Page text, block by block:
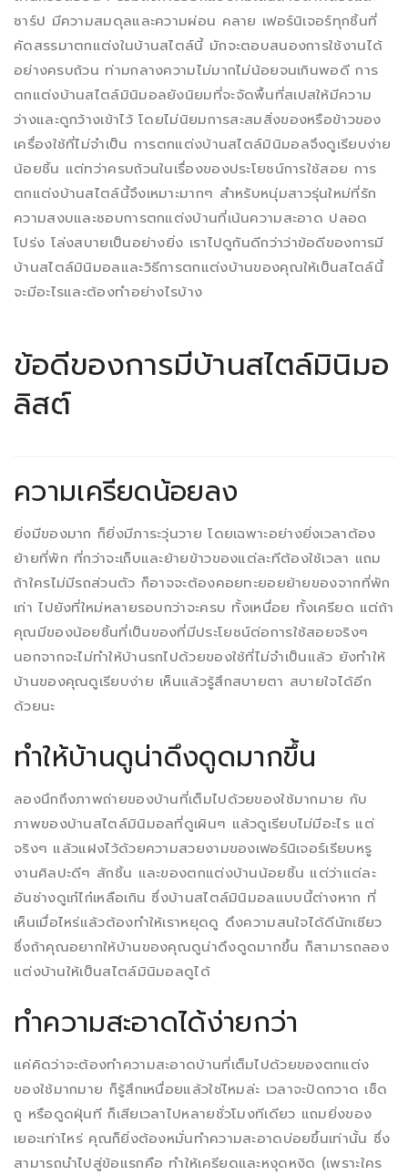
ชาร์ป มีความสมดุลและความผ่อน คลาย เฟอร์นิเจอร์ทุกชิ้นที่
คัดสรรมาตกแต่งในบ้านสไตล์นี้ มักจะตอบสนองการใช้งานได้
อย่างครบถ้วน ท่ามกลางความไม่มากไม่น้อยจนเกินพอดี การ
ตกแต่งบ้านสไตล์มินิมอลยังนิยมที่จะจัดพื้นที่สเปสให้มีความ
ว่างและดูกว้างเข้าไว้ โดยไม่นิยมการสะสมสิ่งของหรือข้าวของ
เครื่องใช้ที่ไม่จําเป็น การตกแต่งบ้านสไตล์มินิมอลจึงดูเรียบง่าย
น้อยชิ้น แต่ทว่าครบถ้วนในเรื่องของประโยชน์การใช้สอย การ
ตกแต่งบ้านสไตล์นี้จึงเหมาะมากๆ สําหรับหนุ่มสาวรุ่นใหม่ที่รัก
ความสงบและชอบการตกแต่งบ้านที่เน้นความสะอาด ปลอด
โปร่ง โล่งสบายเป็นอย่างยิ่ง เราไปดูกันดีกว่าว่าข้อดีของการมี
บ้านสไตล์มินิมอลและวิธีการตกแต่งบ้านของคุณให้เป็นสไตล์นี้
จะมีอะไรและต้องทําอย่างไรบ้าง
ข้อดีของการมีบ้านสไตล์มินิมอ
ลิสต์
ความเครียดน้อยลง
ยิ่งมีของมาก ก็ยิ่งมีภาระวุ่นวาย โดยเฉพาะอย่างยิ่งเวลาต้อง
ย้ายที่พัก ที่กว่าจะเก็บและย้ายข้าวของแต่ละทีต้องใช้เวลา แถม
ถ้าใครไม่มีรถส่วนตัว ก็อาจจะต้องคอยทะยอยย้ายของจากที่พัก
เก่า ไปยังที่ใหม่หลายรอบกว่าจะครบ ทั้งเหนื่อย ทั้งเครียด แต่ถ้า
คุณมีของน้อยชิ้นที่เป็นของที่มีประโยชน์ต่อการใช้สอยจริงๆ
นอกจากจะไม่ทำให้บ้านรกไปด้วยของใช้ที่ไม่จำเป็นแล้ว ยังทำให้
บ้านของคุณดูเรียบง่าย เห็นแล้วรู้สึกสบายตา สบายใจได้อีก
ด้วยนะ
ทำให้บ้านดูน่าดึงดูดมากขึ้น
ลองนึกถึงภาพถ่ายของบ้านที่เต็มไปด้วยของใช้มากมาย กับ
ภาพของบ้านสไตล์มินิมอลที่ดูเผินๆ แล้วดูเรียบไม่มีอะไร แต่
จริงๆ แล้วแฝงไว้ด้วยความสวยงามของเฟอร์นิเจอร์เรียบหรู
งานศิลปะดีๆ สักชิ้น และของตกแต่งบ้านน้อยชิ้น แต่ว่าแต่ละ
อันช่างดูเก๋ไก๋เหลือเกิน ซึ่งบ้านสไตล์มินิมอลแบบนี้ต่างหาก ที่
เห็นเมื่อไหร่แล้วต้องทำให้เราหยุดดู ดึงความสนใจได้ดีนักเชียว
ซึ่งถ้าคุณอยากให้บ้านของคุณดูน่าดึงดูดมากขึ้น ก็สามารถลอง
แต่งบ้านให้เป็นสไตล์มินิมอลดูได้
ทำความสะอาดได้ง่ายกว่า
แค่คิดว่าจะต้องทำความสะอาดบ้านที่เต็มไปด้วยของตกแต่ง
ของใช้มากมาย ก็รู้สึกเหนื่อยแล้วใช่ไหมล่ะ เวลาจะปัดกวาด เช็ด
ถู หรือดูดฝุ่นที ก็เสียเวลาไปหลายชั่วโมงทีเดียว แถมยิ่งของ
เยอะเท่าไหร่ คุณก็ยิ่งต้องหมั่นทำความสะอาดบ่อยขึ้นเท่านั้น ซึ่ง
สามารถนำไปสู่ข้อแรกคือ ทำให้เครียดและหงุดหงิด (เพราะใคร